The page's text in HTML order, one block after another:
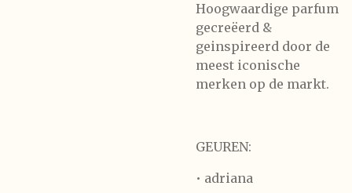
Hoogwaardige parfum
gecreëerd &
geinspireerd door de
meest iconische
merken op de markt.
GEUREN:
• adriana